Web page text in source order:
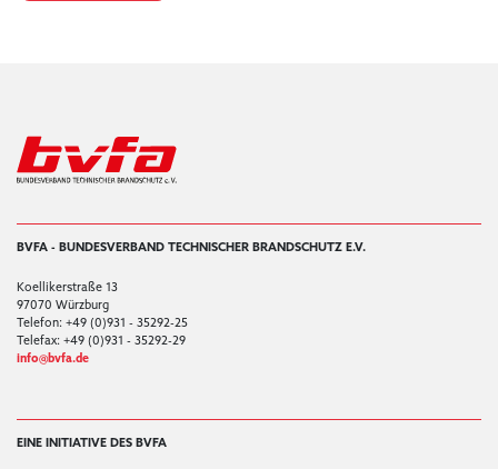
BVFA - BUNDESVERBAND TECHNISCHER BRANDSCHUTZ E.V.
Koellikerstraße 13
97070 Würzburg
Telefon: +49 (0)931 - 35292-25
Telefax: +49 (0)931 - 35292-29
info@bvfa.de
EINE INITIATIVE DES BVFA